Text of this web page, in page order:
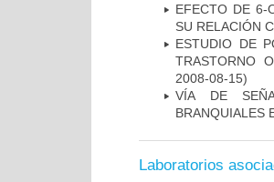
EFECTO DE 6-
SU RELACIÓN
ESTUDIO DE
TRASTORNO
2008-08-15)
VÍA DE
BRANQUIALES
Laboratorios